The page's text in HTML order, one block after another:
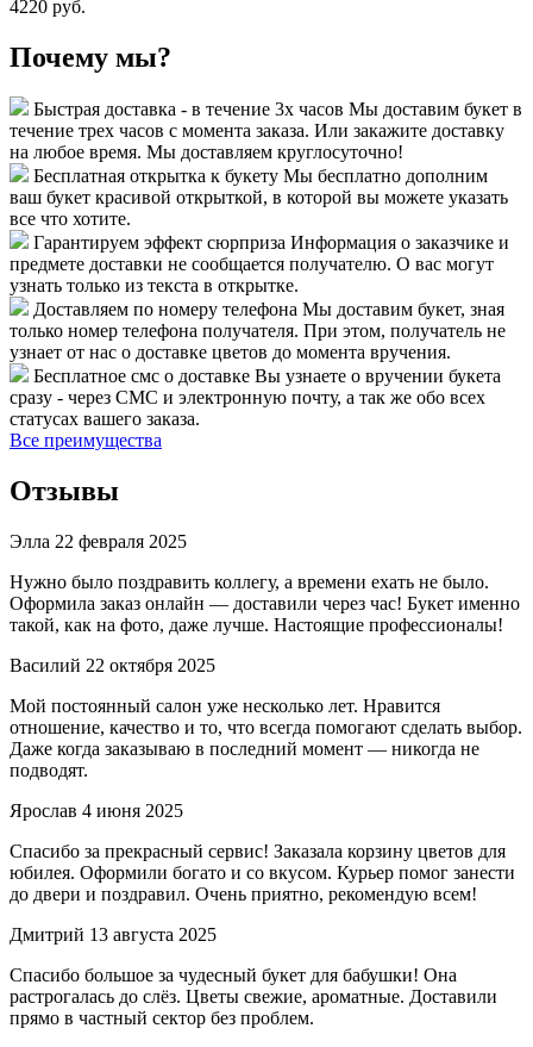
4220 руб.
Почему мы?
Быстрая доставка - в течение 3х часов Мы доставим букет в
течение трех часов с момента заказа. Или закажите доставку
на любое время. Мы доставляем круглосуточно!
Бесплатная открытка к букету Мы бесплатно дополним
ваш букет красивой открыткой, в которой вы можете указать
все что хотите.
Гарантируем эффект сюрприза Информация о заказчике и
предмете доставки не сообщается получателю. О вас могут
узнать только из текста в открытке.
Доставляем по номеру телефона Мы доставим букет, зная
только номер телефона получателя. При этом, получатель не
узнает от нас о доставке цветов до момента вручения.
Бесплатное смс о доставке Вы узнаете о вручении букета
сразу - через СМС и электронную почту, а так же обо всех
статусах вашего заказа.
Все преимущества
Отзывы
Элла 22 февраля 2025
Нужно было поздравить коллегу, а времени ехать не было.
Оформила заказ онлайн — доставили через час! Букет именно
такой, как на фото, даже лучше. Настоящие профессионалы!
Василий 22 октября 2025
Мой постоянный салон уже несколько лет. Нравится
отношение, качество и то, что всегда помогают сделать выбор.
Даже когда заказываю в последний момент — никогда не
подводят.
Ярослав 4 июня 2025
Спасибо за прекрасный сервис! Заказала корзину цветов для
юбилея. Оформили богато и со вкусом. Курьер помог занести
до двери и поздравил. Очень приятно, рекомендую всем!
Дмитрий 13 августа 2025
Спасибо большое за чудесный букет для бабушки! Она
растрогалась до слёз. Цветы свежие, ароматные. Доставили
прямо в частный сектор без проблем.